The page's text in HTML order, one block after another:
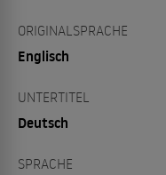
ORIGINALSPRACHE
Englisch
UNTERTITEL
Deutsch
SPRACHE